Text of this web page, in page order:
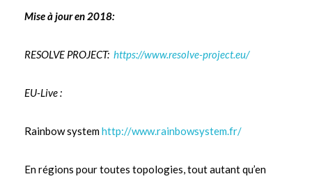
Mise à jour en 2018:
RESOLVE PROJECT: https://www.resolve-project.eu/
EU-Live :
Rainbow systemhttp://www.rainbowsystem.fr/
En régions pour toutes topologies, tout autant qu’en